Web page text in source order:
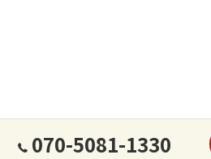
070-5081-1330